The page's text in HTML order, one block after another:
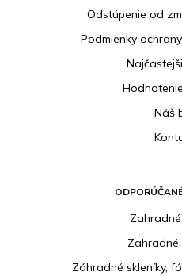
Odstúpenie od
Podmienky
Náš
Zahradné
Záhradné skleníky,